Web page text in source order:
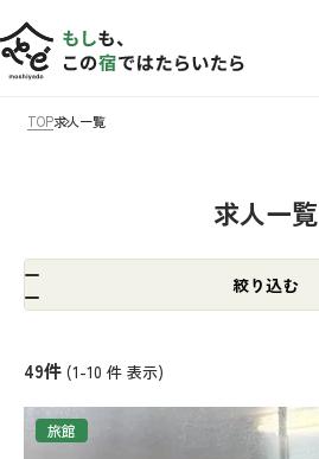
TOP求人一覧
求人一覧
絞り込む
49件 (1-10 件 表示)
旅館